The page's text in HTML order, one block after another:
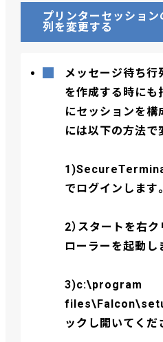
プリンターセッショ
列を変更する
メッセージ待ち行
を作成する時にも
にセッションを構
には以下の方法で
でログインします。
2）スタートを右
ローラーを起動し
3)c:\program
ックし開いてくだ